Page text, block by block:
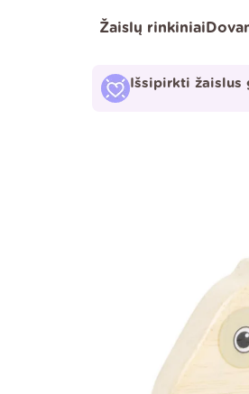
Žaislų rinkiniai
Išsipirkti žaislus